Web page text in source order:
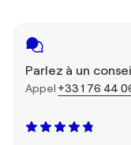
Parlez à un
Appel +33 1 76 44